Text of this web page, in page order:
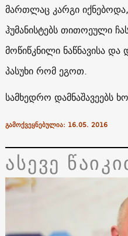
მართლაც კარგი
ჰუმანისტებს თითოეული
მოწიწკნილი ნაწნავისა
პასუხი რომ ეგოთ.
სამხედრო დამნაშავეებს
გამოქვეყნებულია: 16.05. 2016
ასევე